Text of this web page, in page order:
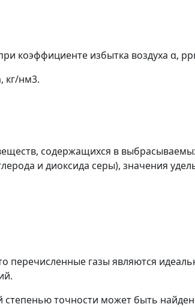
коэффициенте избытка воздуха α,
кг/нм3.
содержащихся в
и диоксида серы), значения
перечисленные газы являются
степенью точности может быть